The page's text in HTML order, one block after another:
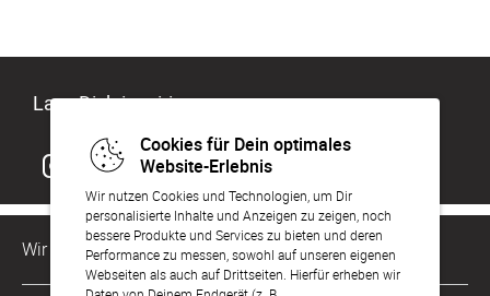
Cookies für Dein optimales
Website-Erlebnis
Wir nutzen Cookies und Technologien, um Dir
personalisierte Inhalte und Anzeigen zu zeigen, noch
bessere Produkte und Services zu bieten und deren
Performance zu messen, sowohl auf unseren eigenen
Webseiten als auch auf Drittseiten. Hierfür erheben wir
Lass Dich inspirieren
Wir sind für Dich da